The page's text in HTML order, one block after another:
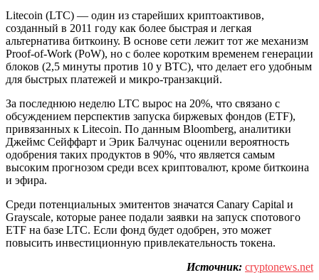
Litecoin (LTC) — один из старейших криптоактивов,
созданный в 2011 году как более быстрая и легкая
альтернатива биткоину. В основе сети лежит тот же механизм
Proof-of-Work (PoW), но с более коротким временем генерации
блоков (2,5 минуты против 10 у BTC), что делает его удобным
для быстрых платежей и микро-транзакций.
За последнюю неделю LTC вырос на 20%, что связано с
обсуждением перспектив запуска биржевых фондов (ETF),
привязанных к Litecoin. По данным Bloomberg, аналитики
Джеймс Сейффарт и Эрик Балчунас оценили вероятность
одобрения таких продуктов в 90%, что является самым
высоким прогнозом среди всех криптовалют, кроме биткоина
и эфира.
Среди потенциальных эмитентов значатся Canary Capital и
Grayscale, которые ранее подали заявки на запуск спотового
ETF на базе LTC. Если фонд будет одобрен, это может
повысить инвестиционную привлекательность токена.
Источник: cryptonews.net